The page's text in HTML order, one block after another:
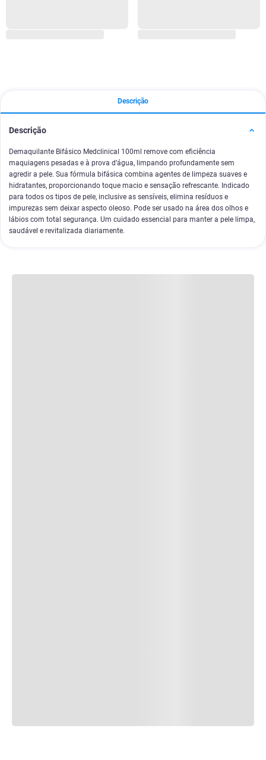
Descrição
Descrição
Demaquilante Bifásico Medclinical 100ml remove com eficiência
maquiagens pesadas e à prova d’água, limpando profundamente sem
agredir a pele. Sua fórmula bifásica combina agentes de limpeza suaves e
hidratantes, proporcionando toque macio e sensação refrescante. Indicado
para todos os tipos de pele, inclusive as sensíveis, elimina resíduos e
impurezas sem deixar aspecto oleoso. Pode ser usado na área dos olhos e
lábios com total segurança. Um cuidado essencial para manter a pele limpa,
saudável e revitalizada diariamente.